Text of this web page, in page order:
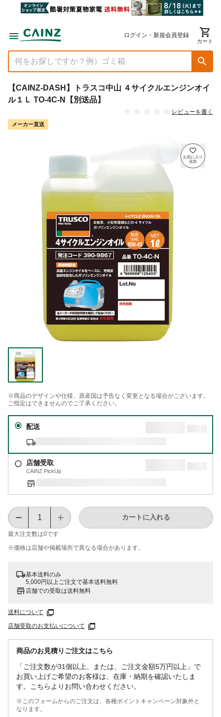
ログイン・新規会員登録
カート
【CAINZ-DASH】トラスコ中山 ４サイクルエンジンオイ
ル１Ｌ TO-4C-N【別送品】
レビューを書く
メーカー直送
※商品のデザインや仕様、原産国は予告なく変更となる場合がございます。
ご指定はできませんのでご了承ください。
配送
店舗受取
CAINZ PickUp
最大注文数は0です
カートに入れる
※価格は​店舗や​掲載場所で​異なる​場合が​あります。
基本送料のみ
5,000円以上ご注文で基本送料無料
店舗での受取は送料無料
送料について
店舗受取のお支払いについて
商品のお見積りご注文はこちら
「ご注文数が31個以上、または、ご注文金額5万円以上」で
お買い上げご希望のお客様は、在庫・納期を確認いたしま
す。こちらよりお問い合わせください。
※このフォームからのご注文は、各種ポイントキャンペーン対象外と
なります。